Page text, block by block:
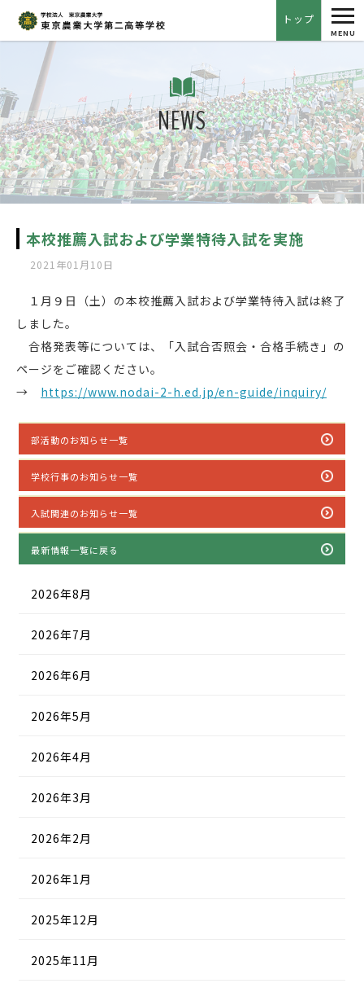
トップ
MENU
NEWS
本校推薦入試および学業特待入試を実施
2021年01月10日
１月９日（土）の本校推薦入試および学業特待入試は終了
しました。
合格発表等については、「入試合否照会・合格手続き」の
ページをご確認ください。
→ https://www.nodai-2-h.ed.jp/en-guide/inquiry/
部活動のお知らせ一覧
学校行事のお知らせ一覧
入試関連のお知らせ一覧
最新情報一覧に戻る
2026年8月
2026年7月
2026年6月
2026年5月
2026年4月
2026年3月
2026年2月
2026年1月
2025年12月
2025年11月